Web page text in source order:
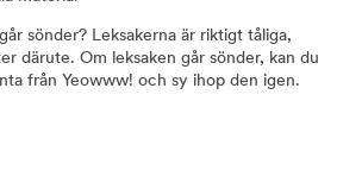
sönder? Leksakerna är riktigt tåliga,
därute. Om leksaken går sönder, kan du
från Yeowww! och sy ihop den igen.